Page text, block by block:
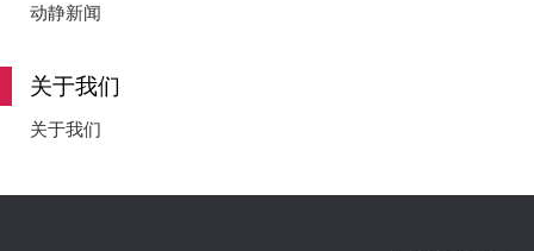
动静新闻
关于我们
关于我们